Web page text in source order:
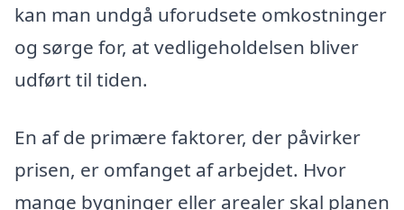
kan man undgå uforudsete omkostninger
og sørge for, at vedligeholdelsen bliver
udført til tiden.
En af de primære faktorer, der påvirker
prisen, er omfanget af arbejdet. Hvor
mange bygninger eller arealer skal planen